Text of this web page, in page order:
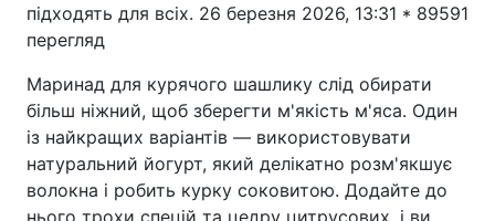
підходять для всіх. 26 березня 2026, 13:31 * 89591
перегляд
Маринад для курячого шашлику слід обирати
більш ніжний, щоб зберегти м'якість м'яса. Один
із найкращих варіантів — використовувати
натуральний йогурт, який делікатно розм'якшує
волокна і робить курку соковитою. Додайте до
нього трохи спецій та цедру цитрусових, і ви